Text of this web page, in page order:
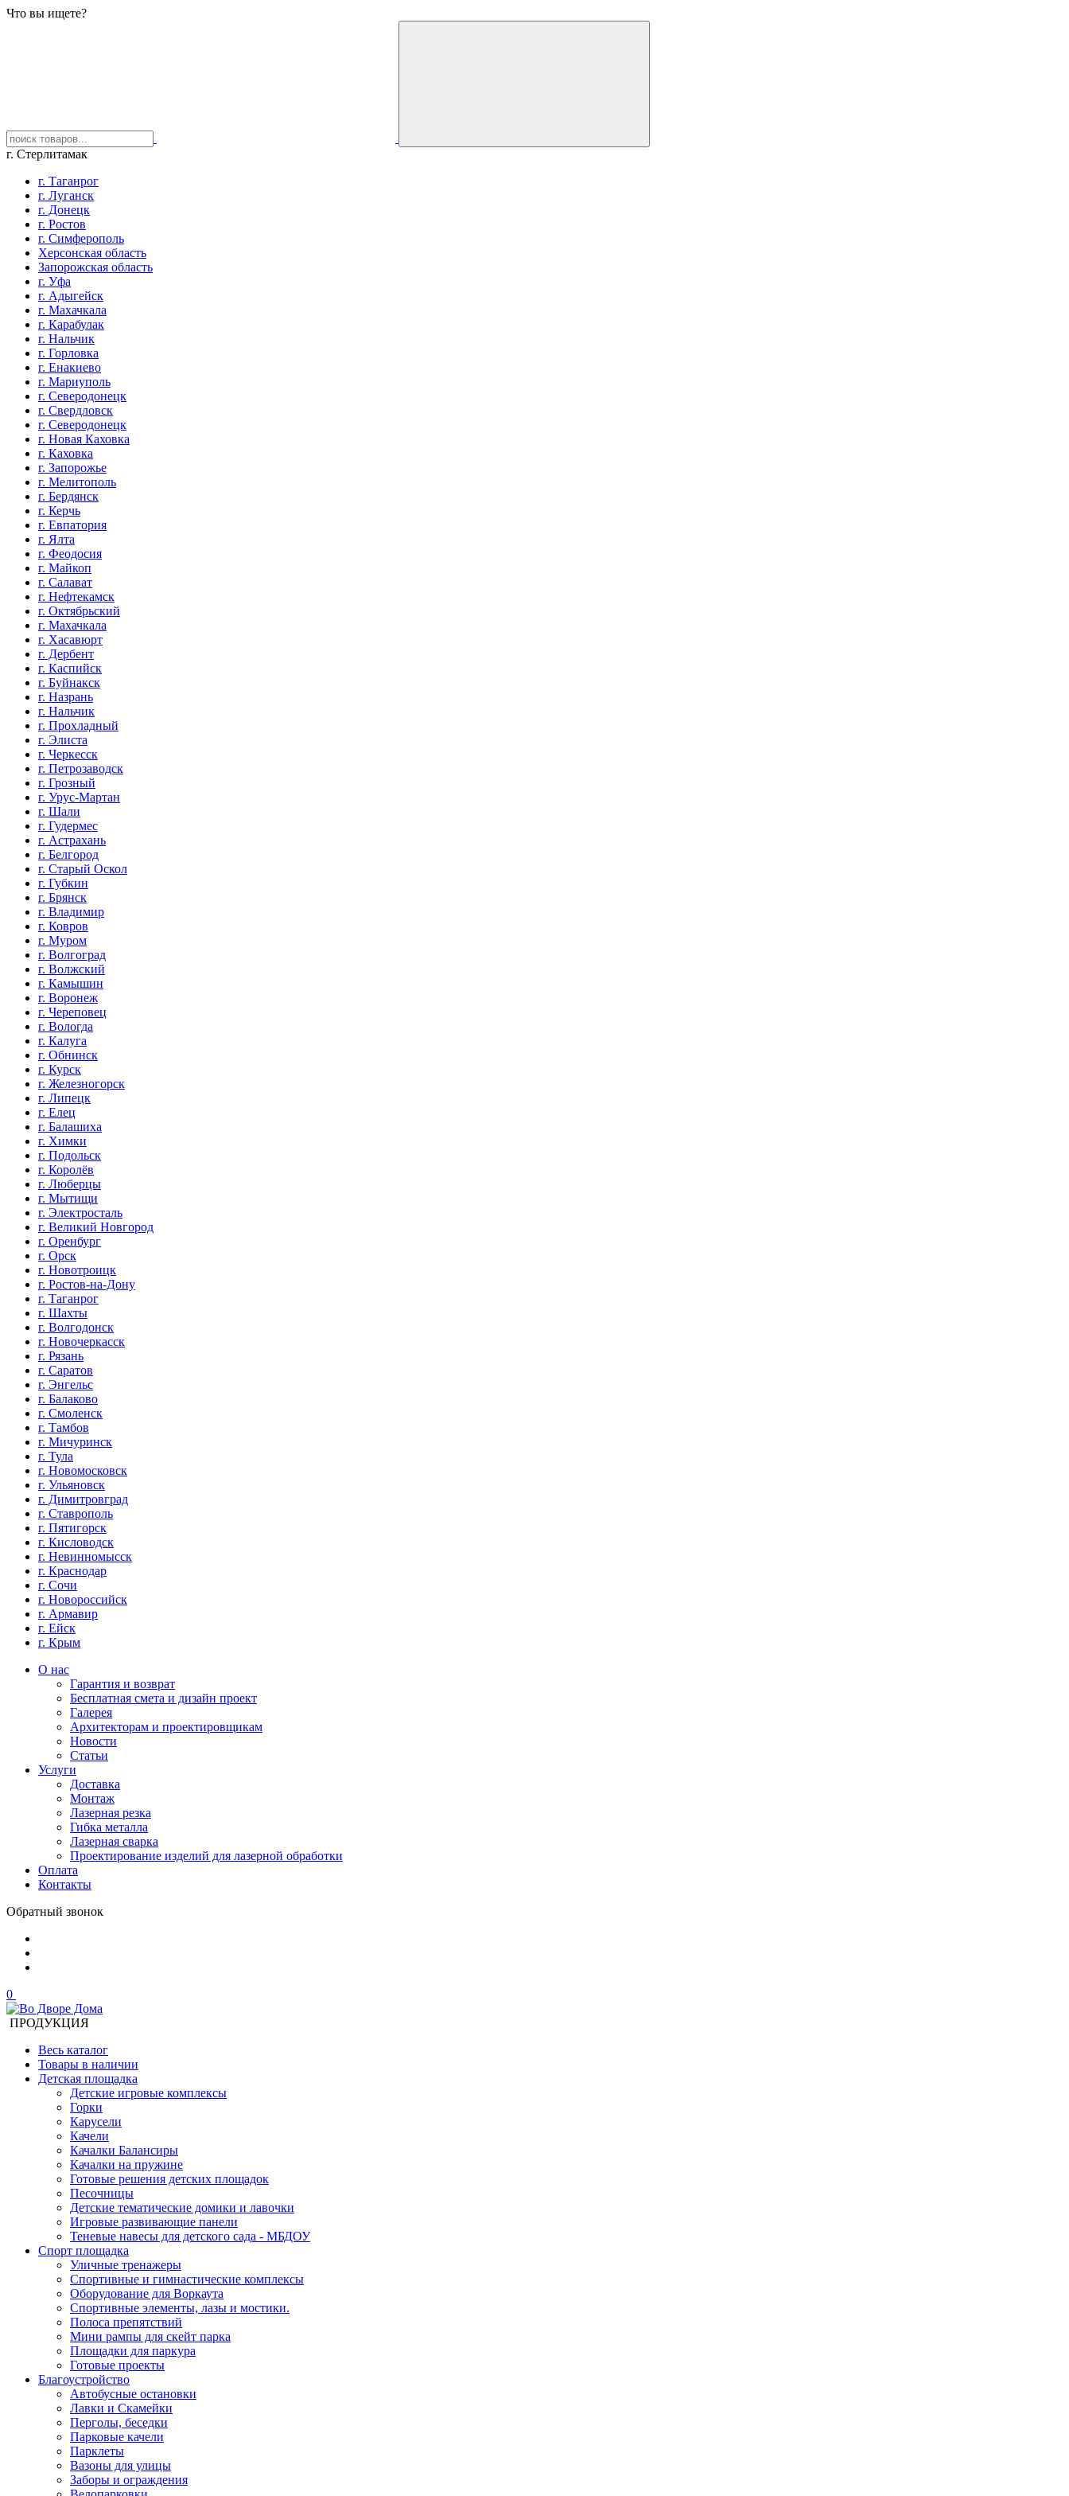
Что вы ищете?
г. Стерлитамак
г. Таганрог
г. Луганск
г. Донецк
г. Ростов
г. Симферополь
Херсонская область
Запорожская область
г. Уфа
г. Адыгейск
г. Махачкала
г. Карабулак
г. Нальчик
г. Горловка
г. Енакиево
г. Мариуполь
г. Северодонецк
г. Свердловск
г. Северодонецк
г. Новая Каховка
г. Каховка
г. Запорожье
г. Мелитополь
г. Бердянск
г. Керчь
г. Евпатория
г. Ялта
г. Феодосия
г. Майкоп
г. Салават
г. Нефтекамск
г. Октябрьский
г. Махачкала
г. Хасавюрт
г. Дербент
г. Каспийск
г. Буйнакск
г. Назрань
г. Нальчик
г. Прохладный
г. Элиста
г. Черкесск
г. Петрозаводск
г. Грозный
г. Урус-Мартан
г. Шали
г. Гудермес
г. Астрахань
г. Белгород
г. Старый Оскол
г. Губкин
г. Брянск
г. Владимир
г. Ковров
г. Муром
г. Волгоград
г. Волжский
г. Камышин
г. Воронеж
г. Череповец
г. Вологда
г. Калуга
г. Обнинск
г. Курск
г. Железногорск
г. Липецк
г. Елец
г. Балашиха
г. Химки
г. Подольск
г. Королёв
г. Люберцы
г. Мытищи
г. Электросталь
г. Великий Новгород
г. Оренбург
г. Орск
г. Новотроицк
г. Ростов-на-Дону
г. Таганрог
г. Шахты
г. Волгодонск
г. Новочеркасск
г. Рязань
г. Саратов
г. Энгельс
г. Балаково
г. Смоленск
г. Тамбов
г. Мичуринск
г. Тула
г. Новомосковск
г. Ульяновск
г. Димитровград
г. Ставрополь
г. Пятигорск
г. Кисловодск
г. Невинномысск
г. Краснодар
г. Сочи
г. Новороссийск
г. Армавир
г. Ейск
г. Крым
О нас
Гарантия и возврат
Бесплатная смета и дизайн проект
Галерея
Архитекторам и проектировщикам
Новости
Статьи
Услуги
Доставка
Монтаж
Лазерная резка
Гибка металла
Лазерная сварка
Проектирование изделий для лазерной обработки
Оплата
Контакты
Обратный звонок
0
ПРОДУКЦИЯ
Весь каталог
Товары в наличии
Детская площадка
Детские игровые комплексы
Горки
Карусели
Качели
Качалки Балансиры
Качалки на пружине
Готовые решения детских площадок
Песочницы
Детские тематические домики и лавочки
Игровые развивающие панели
Теневые навесы для детского сада - МБДОУ
Спорт площадка
Уличные тренажеры
Спортивные и гимнастические комплексы
Оборудование для Воркаута
Спортивные элементы, лазы и мостики.
Полоса препятствий
Мини рампы для скейт парка
Площадки для паркура
Готовые проекты
Благоустройство
Автобусные остановки
Лавки и Скамейки
Перголы, беседки
Парковые качели
Парклеты
Вазоны для улицы
Заборы и ограждения